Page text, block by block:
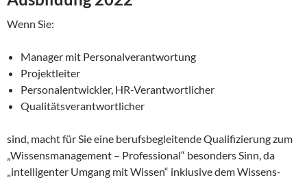
Wenn Sie:
Manager mit Personalverantwortung
Projektleiter
Personalentwickler, HR-Verantwortlicher
Qualitätsverantwortlicher
sind, macht für Sie eine berufsbegleitende Qualifizierung zum
„Wissensmanagement – Professional“ besonders Sinn, da
„intelligenter Umgang mit Wissen“ inklusive dem Wissens-